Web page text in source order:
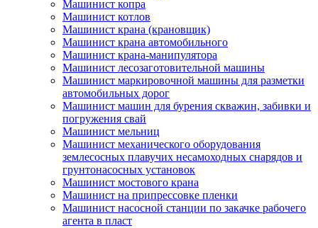
Машинист копра
Машинист котлов
Машинист крана (крановщик)
Машинист крана автомобильного
Машинист крана-манипулятора
Машинист лесозаготовительной машины
Машинист маркировочной машины для разметки
автомобильных дорог
Машинист машин для бурения скважин, забивки и
погружения свай
Машинист мельниц
Машинист механического оборудования
землесосных плавучих несамоходных снарядов и
грунтонасосных установок
Машинист мостового крана
Машинист на припрессовке пленки
Машинист насосной станции по закачке рабочего
агента в пласт